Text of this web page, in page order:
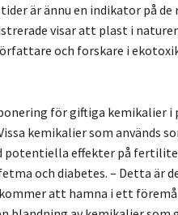
är ännu en indikator på
visar att plast i
och forskare i
för giftiga kemikalier
kemikalier som används
potentiella effekter på
och diabetes. – Detta är
att hamna i ett